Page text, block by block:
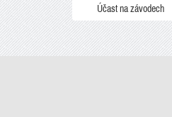
Účast na závodech